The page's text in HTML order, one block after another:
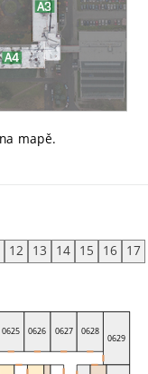
mapě.
12 13 14 15 16
17